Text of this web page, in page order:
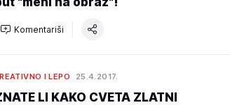
Komentariši
I LEPO 25.4.2017.
LI KAKO CVETA ZLATNI